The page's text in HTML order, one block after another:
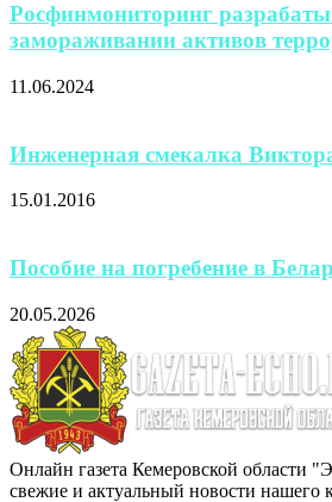
Росфинмониторинг
замораживании активов
11.06.2024
Инженерная смекалка
15.01.2016
Пособие на погребение в
20.05.2026
Онлайн газета Кемеровской области
свежие и актуальный новости нашего